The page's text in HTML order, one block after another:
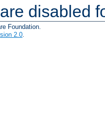
disabled
Foundation.
2.0